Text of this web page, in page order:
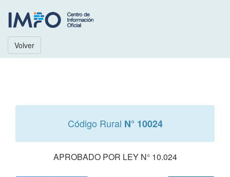
Volver
Código Rural N° 10024
APROBADO POR LEY N° 10.024